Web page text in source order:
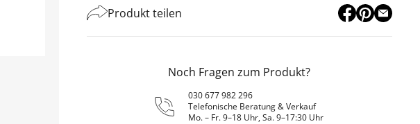
Produkt teilen
Noch Fragen zum Produkt?
030 677 982 296
Telefonische Beratung & Verkauf
Mo. – Fr. 9–18 Uhr, Sa. 9–17:30 Uhr